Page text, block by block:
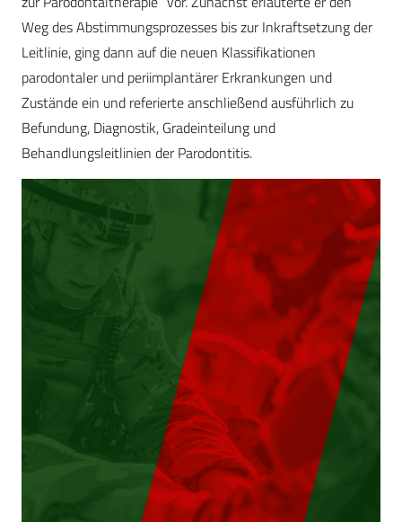
Weg des Abstimmungsprozesses bis zur Inkraftsetzung der
Leitlinie, ging dann auf die neuen Klassifikationen
parodontaler und periimplantärer Erkrankungen und
Zustände ein und referierte anschließend ausführlich zu
Befundung, Diagnostik, Gradeinteilung und
Behandlungsleitlinien der Parodontitis.